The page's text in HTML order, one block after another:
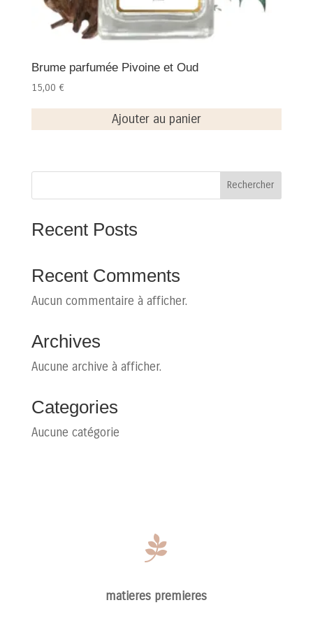
Brume parfumée Pivoine et Oud
15,00 €
Ajouter au panier
Rechercher
Recent Posts
Recent Comments
Aucun commentaire à afficher.
Archives
Aucune archive à afficher.
Categories
Aucune catégorie

matieres premieres